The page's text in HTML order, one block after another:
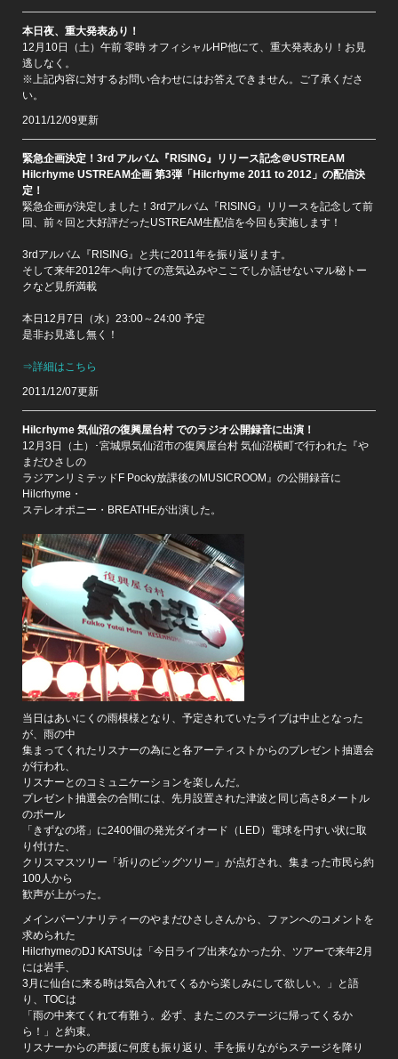
本日夜、重大発表あり！
12月10日（土）午前 零時 オフィシャルHP他にて、重大発表あり！お見
逃しなく。
※上記内容に対するお問い合わせにはお答えできません。ご了承くださ
い。
2011/12/09更新
緊急企画決定！3rd アルバム『RISING』リリース記念＠USTREAM
Hilcrhyme USTREAM企画 第3弾「Hilcrhyme 2011 to 2012」の配信決
定！
緊急企画が決定しました！3rdアルバム『RISING』リリースを記念して前
回、前々回と大好評だったUSTREAM生配信を今回も実施します！
3rdアルバム『RISING』と共に2011年を振り返ります。
そして来年2012年へ向けての意気込みやここでしか話せないマル秘トー
クなど見所満載
本日12月7日（水）23:00～24:00 予定
是非お見逃し無く！
⇒詳細はこちら
2011/12/07更新
Hilcrhyme 気仙沼の復興屋台村 でのラジオ公開録音に出演！
12月3日（土）･宮城県気仙沼市の復興屋台村 気仙沼横町で行われた『や
まだひさしの
ラジアンリミテッドF Pocky放課後のMUSICROOM』の公開録音に
Hilcrhyme・
ステレオポニー・BREATHEが出演した。
当日はあいにくの雨模様となり、予定されていたライブは中止となった
が、雨の中
集まってくれたリスナーの為にと各アーティストからのプレゼント抽選会
が行われ、
リスナーとのコミュニケーションを楽しんだ。
プレゼント抽選会の合間には、先月設置された津波と同じ高さ8メートル
のポール
「きずなの塔」に2400個の発光ダイオード（LED）電球を円すい状に取
り付けた、
クリスマスツリー「祈りのビッグツリー」が点灯され、集まった市民ら約
100人から
歓声が上がった。
メインパーソナリティーのやまだひさしさんから、ファンへのコメントを
求められた
HilcrhymeのDJ KATSUは「今日ライブ出来なかった分、ツアーで来年2月
には岩手、
3月に仙台に来る時は気合入れてくるから楽しみにして欲しい。」と語
り、TOCは
「雨の中来てくれて有難う。必ず、またこのステージに帰ってくるか
ら！」と約束。
リスナーからの声援に何度も振り返り、手を振りながらステージを降り